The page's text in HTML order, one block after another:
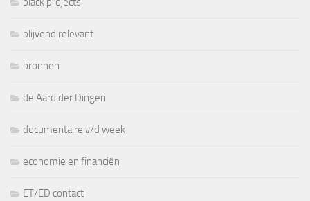
blijvend relevant
bronnen
de Aard der Dingen
documentaire v/d week
economie en financiën
ET/ED contact